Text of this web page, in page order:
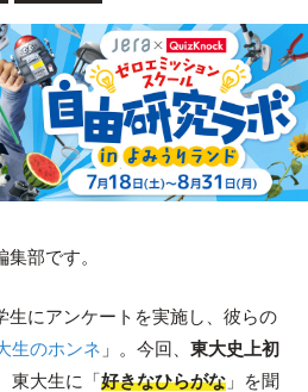
部です。
生にアンケートを実施し、彼らの
生のホンネ 」。今回、 東大史上初
東大生に「好きなひらがな」を聞